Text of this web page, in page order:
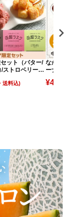
ット（バター/
ストロベリーチ
なかしべ
ーナ3種
¥4,080